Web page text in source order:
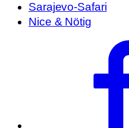
Sarajevo-Safari
Nice & Nötig